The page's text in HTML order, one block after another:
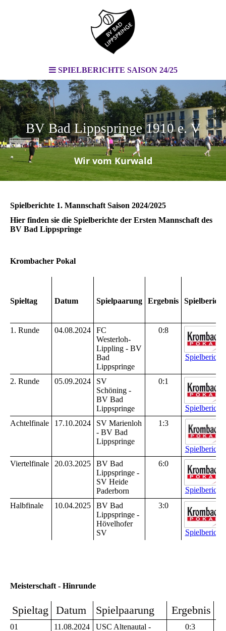
SPIELBERICHTE SAISON 24/25
BV Bad Lippspringe 1910 e. V
.
Wir vom Kurwald
Spielberichte 1. Mannschaft Saison 2024/2025
Hier finden sie die Spielberichte der Ersten Mannschaft des
BV Bad Lippspringe
Krombacher Pokal
Spieltag Datum Spielpaarung Ergebnis Spielbericht
1. Runde 04.08.2024
FC
Westerloh-
Lippling - BV
Bad
Lippspringe
0:8
Spielbericht
2. Runde 05.09.2024
SV
Schöning -
BV Bad
Lippspringe
0:1
Spielbericht
Achtelfinale
17.10.2024
SV Marienloh
- BV Bad
Lippspringe
1:3
Spielbericht
Viertelfinale
20.03.2025
BV Bad
Lippspringe -
SV Heide
Paderborn
6:0
Spielbericht
Halbfinale
10.04.2025
BV Bad
Lippspringe -
Hövelhofer
SV
3:0
Spielbericht
Meisterschaft - Hinrunde
Spieltag Datum Spielpaarung Ergebnis
01 11.08.2024
USC Altenautal -
0:3